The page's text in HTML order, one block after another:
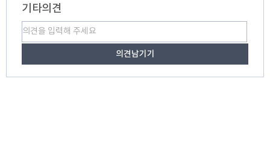
기타의견